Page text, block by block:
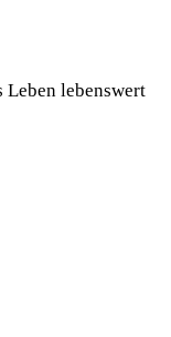
Leben lebenswert